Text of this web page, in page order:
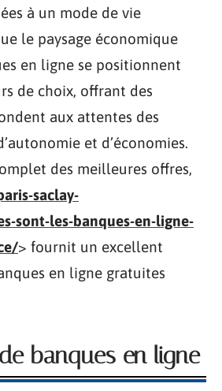
à un mode de vie
le paysage économique
en ligne se positionnent
de choix, offrant des
aux attentes des
et d’économies.
des meilleures offres,
saclay-
sont-les-banques-en-ligne-
> fournit un excellent
en ligne gratuites
banques en ligne